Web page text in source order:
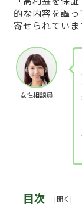
的な内容を謳
寄せられていま
女性相談員
目次